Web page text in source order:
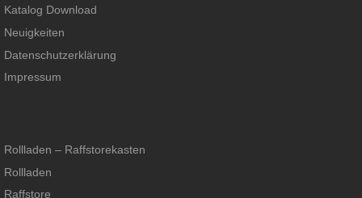
Katalog Download
Neuigkeiten
Datenschutzerklärung
Impressum
Rollladen – Raffstorekasten
Rollladen
Raffstore